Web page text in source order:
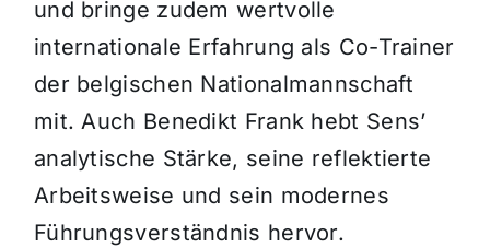
und bringe zudem wertvolle
internationale Erfahrung als Co-Trainer
der belgischen Nationalmannschaft
mit. Auch Benedikt Frank hebt Sens’
analytische Stärke, seine reflektierte
Arbeitsweise und sein modernes
Führungsverständnis hervor.